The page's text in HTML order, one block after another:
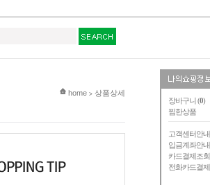
장바구니 (0)
찜한상품
고객센터안내
입금계좌안내
카드결제조회
전화카드결제
현재 위치
home > 상품상세